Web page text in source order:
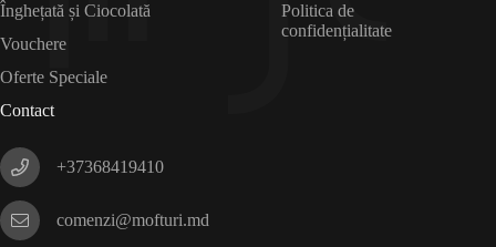
Înghețată și Ciocolată
Vouchere
Oferte Speciale
Politica de
confidențialitate
Contact
+37368419410
comenzi@mofturi.md